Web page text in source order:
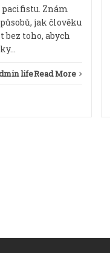
Znám
jak člověku
toho, abych
lifeRead More